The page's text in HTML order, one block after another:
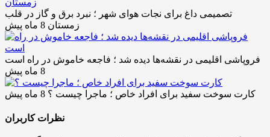
تصمیمی داغ برای نجات هوای شهر ؛ نبرد برق و گاز در قلب
زمستان 8 ماه پیش
فروپاشی اقلیمی در نقشه‌ها دیده شد ؛ فاجعه خاموش در راه است
8 ماه پیش
کارت سوخت سفید برای افراد خاص ؛ ماجرا چیست ؟ 8 ماه پیش
نظرات کاربران